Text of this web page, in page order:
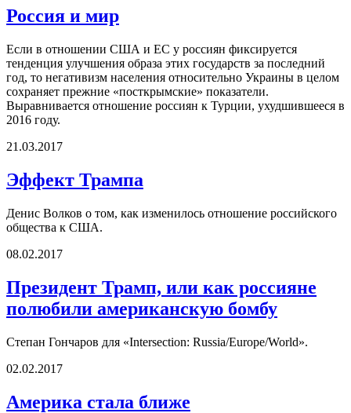
Россия и мир
Если в отношении США и ЕС у россиян фиксируется
тенденция улучшения образа этих государств за последний
год, то негативизм населения относительно Украины в целом
сохраняет прежние «посткрымские» показатели.
Выравнивается отношение россиян к Турции, ухудшившееся в
2016 году.
21.03.2017
Эффект Трампа
Денис Волков о том, как изменилось отношение российского
общества к США.
08.02.2017
Президент Трамп, или как россияне
полюбили американскую бомбу
Степан Гончаров для «Intersection: Russia/Europe/World».
02.02.2017
Америка стала ближе